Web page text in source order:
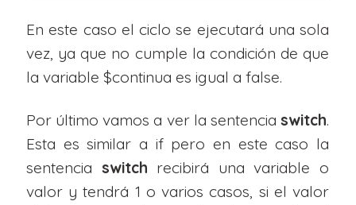
En este caso el ciclo se ejecutará una sola
vez, ya que no cumple la condición de que
la variable $continua es igual a false.
Por último vamos a ver la sentencia switch.
Esta es similar a if pero en este caso la
sentencia switch recibirá una variable o
valor y tendrá 1 o varios casos, si el valor